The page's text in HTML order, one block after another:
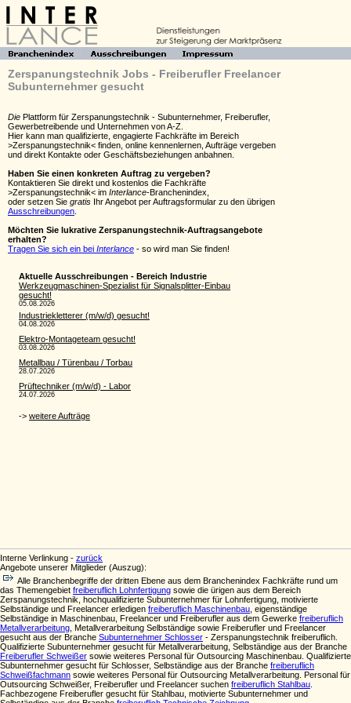
Zerspanungstechnik Jobs - Freiberufler Freelancer
Subunternehmer gesucht
Die Plattform für Zerspanungstechnik - Subunternehmer, Freiberufler,
Gewerbetreibende und Unternehmen von A-Z.
Hier kann man qualifizierte, engagierte Fachkräfte im Bereich
>Zerspanungstechnik< finden, online kennenlernen, Aufträge vergeben
und direkt Kontakte oder Geschäftsbeziehungen anbahnen.
Haben Sie einen konkreten Auftrag zu vergeben?
Kontaktieren Sie direkt und kostenlos die Fachkräfte
>Zerspanungstechnik< im Interlance-Branchenindex,
oder setzen Sie gratis Ihr Angebot per Auftragsformular zu den übrigen
Ausschreibungen
Möchten Sie lukrative Zerspanungstechnik-Auftragsangebote
erhalten?
Tragen Sie sich ein bei Interlance - so wird man Sie finden!
Interne Verlinkung - zurück
Angebote unserer Mitglieder (Auszug):
Alle Branchenbegriffe der dritten Ebene aus dem Branchenindex Fachkräfte rund um
das Themengebiet freiberuflich Lohnfertigung sowie die ürigen aus dem Bereich
Zerspanungstechnik, hochqualifizierte Subunternehmer für Lohnfertigung, motivierte
Selbständige und Freelancer erledigen freiberuflich Maschinenbau , eigenständige
Selbständige in Maschinenbau, Freelancer und Freiberufler aus dem Gewerke freiberuflich
Metallverarbeitung , Metallverarbeitung Selbständige sowie Freiberufler und Freelancer
gesucht aus der Branche Subunternehmer Schlosser - Zerspanungstechnik freiberuflich.
Qualifizierte Subunternehmer gesucht für Metallverarbeitung, Selbständige aus der Branche
Freiberufler Schweißer sowie weiteres Personal für Outsourcing Maschinenbau. Qualifizierte
Subunternehmer gesucht für Schlosser, Selbständige aus der Branche freiberuflich
Schweißfachmann sowie weiteres Personal für Outsourcing Metallverarbeitung. Personal für
Outsourcing Schweißer, Freiberufler und Freelancer suchen freiberuflich Stahlbau
Fachbezogene Freiberufler gesucht für Stahlbau, motivierte Subunternehmer und